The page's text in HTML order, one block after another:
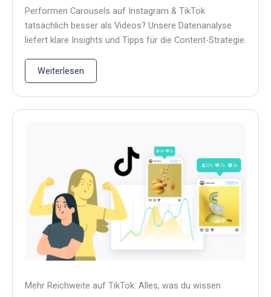
Performen Carousels auf Instagram & TikTok
tatsächlich besser als Videos? Unsere Datenanalyse
liefert klare Insights und Tipps für die Content-Strategie.
Weiterlesen
Mehr Reichweite auf TikTok: Alles, was du wissen